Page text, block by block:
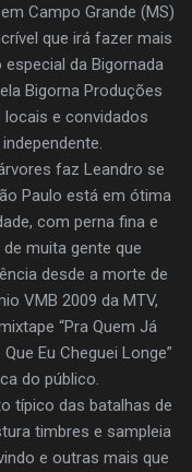
Campo Grande (MS)
que irá fazer mais
da Bigornada
Bigorna Produções
e convidados
faz Leandro se
Paulo está em ótima
com perna fina e
muita gente que
desde a morte de
VMB 2009 da MTV,
“Pra Quem Já
Eu Cheguei Longe”
do público.
típico das batalhas de
timbres e sampleia
e outras mais que